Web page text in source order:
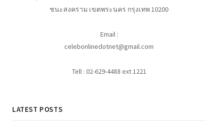
ชนะสงคราม เขตพระนคร กรุงเทพ 10200
Email :
celebonlinedotnet@gmail.com
Tell : 02-629-4488 ext 1221
LATEST POSTS